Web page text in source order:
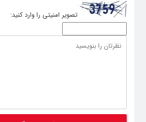
تصویر امنیتی را وارد کنید: